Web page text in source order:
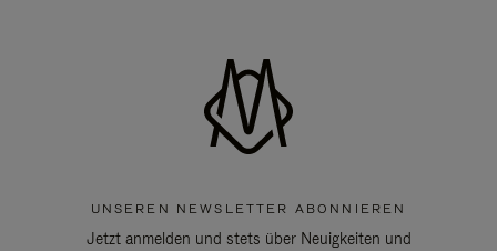
UNSEREN NEWSLETTER ABONNIEREN
Jetzt anmelden und stets über Neuigkeiten und